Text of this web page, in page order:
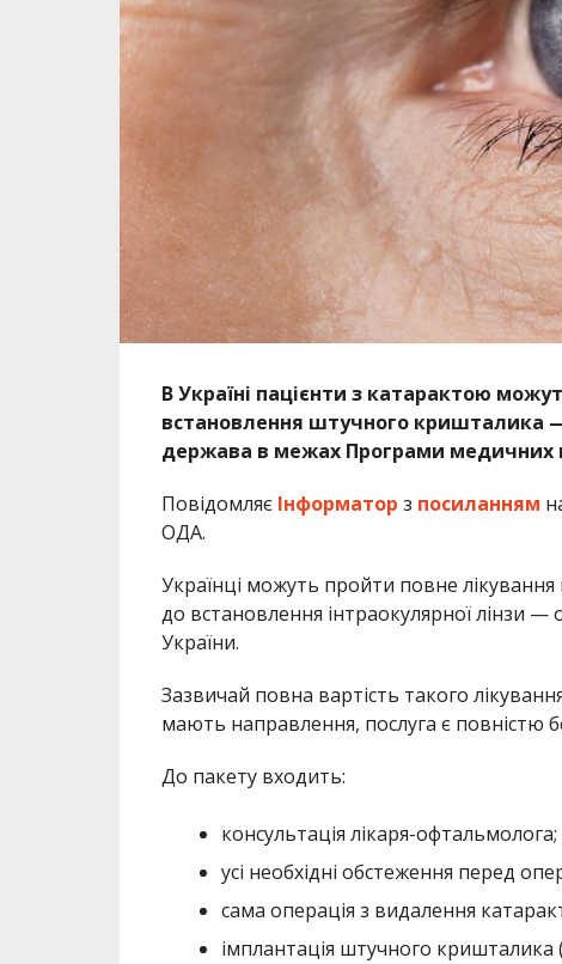
В Україні пацієнти з катарактою
встановлення штучного кришталика
держава в межах Програми медичних
Повідомляє Інформатор з посиланням
ОДА.
Українці можуть пройти повне
до встановлення інтраокулярної лінзи
України.
Зазвичай повна вартість такого
мають направлення, послуга є повністю
До пакету входить:
консультація лікаря-офтальмолога;
усі необхідні обстеження перед
сама операція з видалення
імплантація штучного кришталика